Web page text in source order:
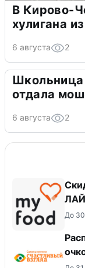
В Кирово-
хулигана
6 августа 2
Школьница
отдала
6 августа 2
До 30